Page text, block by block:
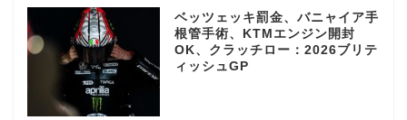
ベッツェッキ罰金、バニャイア手
根管手術、KTMエンジン開封
OK、クラッチロー：2026ブリテ
ィッシュGP